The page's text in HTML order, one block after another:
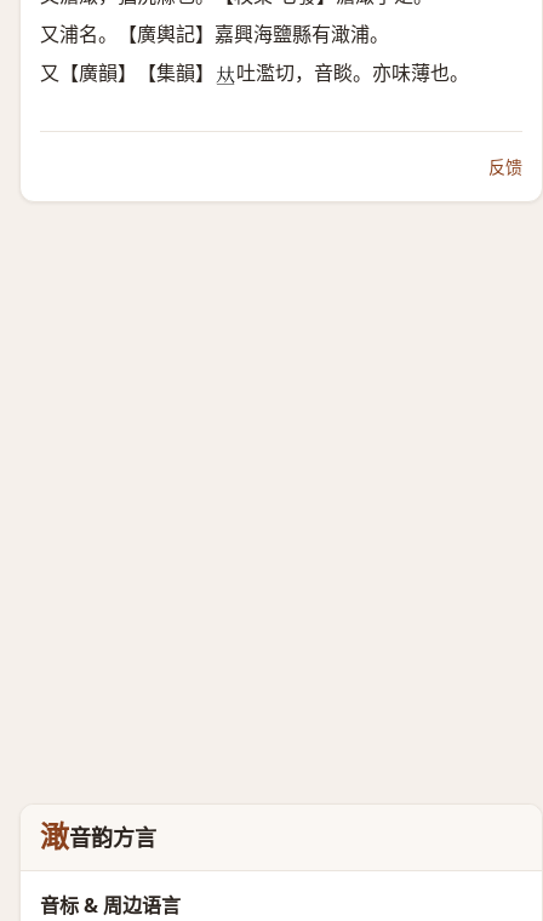
又浦名。【廣輿記】嘉興海鹽縣有澉浦。
又【廣韻】【集韻】 𠀤吐濫切，音睒。亦味薄也。
反馈
澉音韵方言
音标 & 周边语言